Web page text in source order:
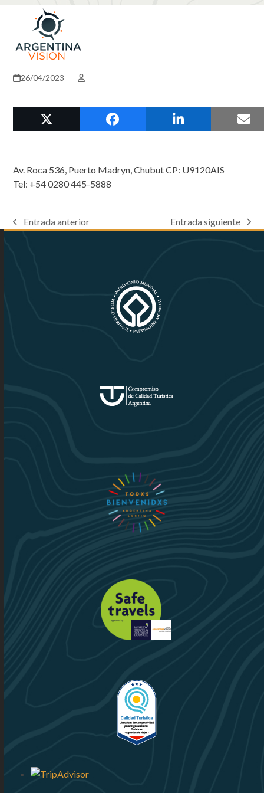
Open
mobile
menu
Close
mobile
menu
26/04/2023
Av. Roca 536, Puerto Madryn, Chubut CP: U9120AIS
Tel: +54 0280 445-5888
previous
Entrada anterior
next
Entrada siguiente